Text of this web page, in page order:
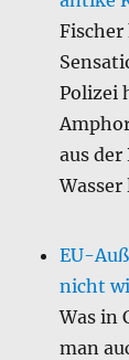
Polizei
aus
EU-
nicht
Was in
man